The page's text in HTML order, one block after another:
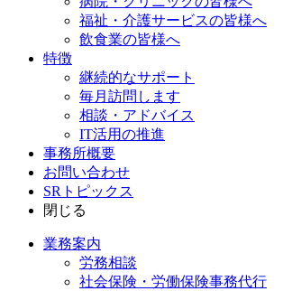
福祉・介護サービスの皆様へ
飲食業の皆様へ
特徴
継続的なサポート
毎月訪問します
相談・アドバイス
IT活用の推進
事務所概要
お問い合わせ
SRトピックス
閉じる
業務案内
労務相談
社会保険・労働保険事務代行